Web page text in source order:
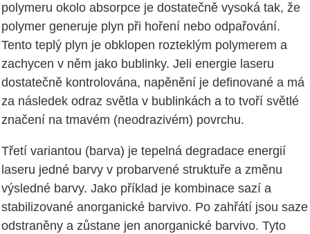
polymeru okolo absorpce je dostatečně vysoká tak, že
polymer generuje plyn při hoření nebo odpařování.
Tento teplý plyn je obklopen rozteklým polymerem a
zachycen v něm jako bublinky. Jeli energie laseru
dostatečně kontrolována, napěnění je definované a má
za následek odraz světla v bublinkách a to tvoří světlé
značení na tmavém (neodrazivém) povrchu.
Třetí variantou (barva) je tepelná degradace energií
laseru jedné barvy v probarvené struktuře a změnu
výsledné barvy. Jako příklad je kombinace sazí a
stabilizované anorganické barvivo. Po zahřátí jsou saze
odstraněny a zůstane jen anorganické barvivo. Tyto